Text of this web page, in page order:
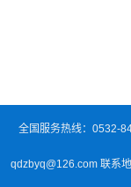
全国服务热线：0532-
qdzbyq@126.com 联系